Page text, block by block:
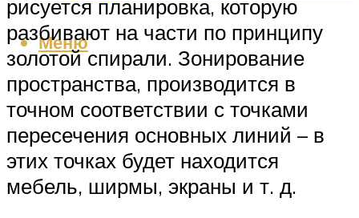
Меню
рисуется планировка, которую
разбивают на части по принципу
золотой спирали. Зонирование
пространства, производится в
точном соответствии с точками
пересечения основных линий – в
этих точках будет находится
мебель, ширмы, экраны и т. д.